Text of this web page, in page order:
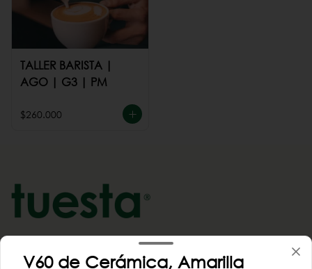
TALLER BARISTA |
AGO | G3 | PM
$260.000
Conócenos
V60 de Cerámica, Amarilla